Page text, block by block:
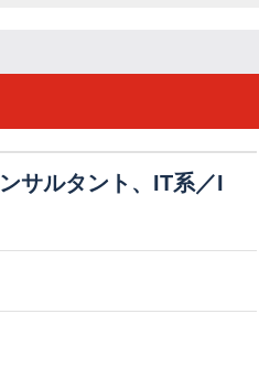
サルタント、IT系／I